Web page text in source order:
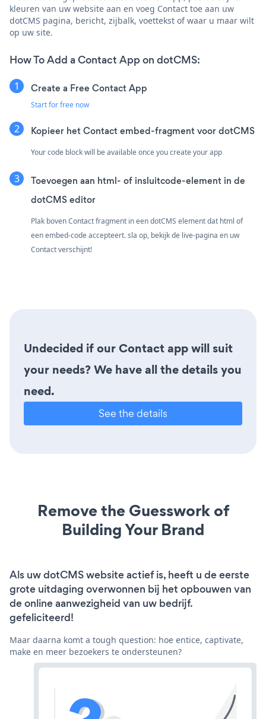
kleuren van uw website aan en voeg Contact toe aan uw
dotCMS pagina, bericht, zijbalk, voettekst of waar u maar wilt
op uw site.
How To Add a Contact App on dotCMS:
Create a Free Contact App
Start for free now
Kopieer het Contact embed-fragment voor dotCMS
Your code block will be available once you create your app
Toevoegen aan html- of insluitcode-element in de
dotCMS editor
Plak boven Contact fragment in een dotCMS element dat html of
een embed-code accepteert. sla op, bekijk de live-pagina en uw
Contact verschijnt!
Undecided if our Contact app will suit
your needs? We have all the details you
need.
See the details
Remove the Guesswork of
Building Your Brand
Als uw dotCMS website actief is, heeft u de eerste
grote uitdaging overwonnen bij het opbouwen van
de online aanwezigheid van uw bedrijf.
gefeliciteerd!
Maar daarna komt a tough question: hoe entice, captivate,
make en meer bezoekers te ondersteunen?